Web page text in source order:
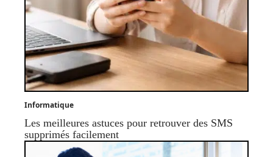
Informatique
Les meilleures astuces pour retrouver des SMS
supprimés facilement